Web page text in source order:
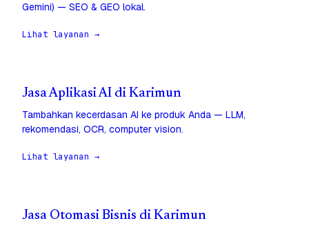
Gemini) — SEO & GEO lokal.
Lihat layanan →
Jasa Aplikasi AI di Karimun
Tambahkan kecerdasan AI ke produk Anda — LLM,
rekomendasi, OCR, computer vision.
Lihat layanan →
Jasa Otomasi Bisnis di Karimun